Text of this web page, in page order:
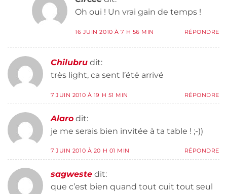
Oh oui ! Un vrai gain de temps !
16 JUIN 2010 À 7 H 56 MIN RÉPONDRE
Chilubru dit:
très light, ca sent l’été arrivé
7 JUIN 2010 À 19 H 51 MIN RÉPONDRE
Alaro dit:
je me serais bien invitée à ta table ! ;-))
7 JUIN 2010 À 20 H 01 MIN RÉPONDRE
sagweste dit:
que c’est bien quand tout cuit tout seul